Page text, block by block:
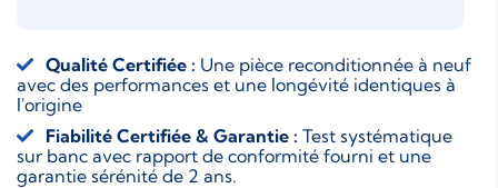
Qualité Certifiée : Une pièce reconditionnée à neuf
avec des performances et une longévité identiques à
l'origine
Fiabilité Certifiée & Garantie : Test systématique
sur banc avec rapport de conformité fourni et une
garantie sérénité de 2 ans.